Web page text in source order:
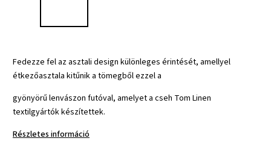
Fedezze fel az asztali design különleges érintését, amellyel
étkezőasztala kitűnik a tömegből ezzel a
gyönyörű lenvászon futóval, amelyet a cseh Tom Linen
textilgyártók készítettek.
Részletes információ